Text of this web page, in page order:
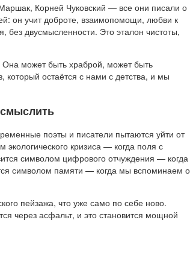
Корней Чуковский — все они писали о
он учит доброте, взаимопомощи, любви к
без двусмысленности. Это эталон чистоты,
Она может быть храброй, может быть
который остаётся с нами с детства, и мы
поэты и писатели пытаются уйти от
кризиса — когда поля с
символом цифрового отчуждения — когда
символом памяти — когда мы вспоминаем о
пейзажа, что уже само по себе ново.
через асфальт, и это становится мощной